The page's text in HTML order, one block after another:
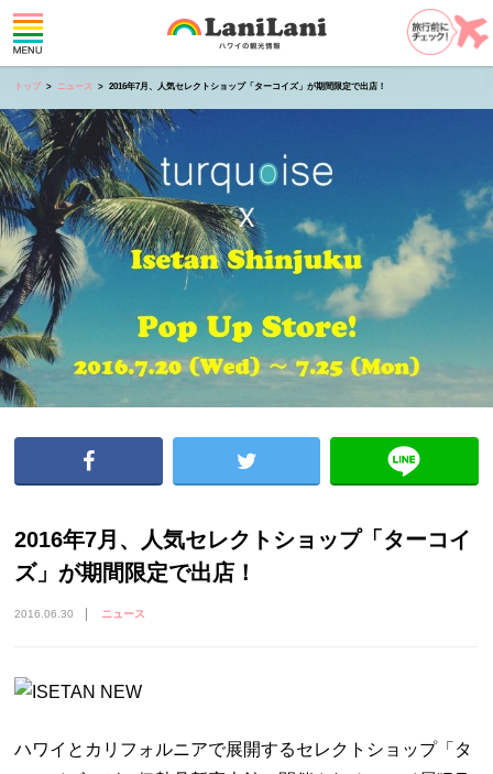
トップ ニュース 2016年7月、人気セレクトショップ「ターコイズ」が期間限定で出店！
2016年7月、人気セレクトショップ「ターコイ
ズ」が期間限定で出店！
2016.06.30 ニュース
ハワイとカリフォルニアで展開するセレクトショップ「タ